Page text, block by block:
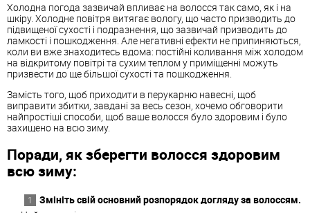
Холодна погода зазвичай впливає на волосся так само, як і на
шкіру. Холодне повітря витягає вологу, що часто призводить до
підвищеної сухості і подразнення, що зазвичай призводить до
ламкості і пошкодження. Але негативні ефекти не припиняються,
коли ви вже знаходитесь вдома: постійні коливання між холодом
на відкритому повітрі та сухим теплом у приміщенні можуть
призвести до ще більшої сухості та пошкодження.
Замість того, щоб приходити в перукарню навесні, щоб
виправити збитки, завдані за весь сезон, хочемо обговорити
найпростіші способи, щоб ваше волосся було здоровим і було
захищено на всю зиму.
Поради, як зберегти волосся здоровим
всю зиму:
Змініть свій основний розпорядок догляду за волоссям.